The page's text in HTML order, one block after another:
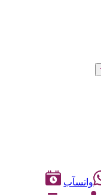
واتسآب